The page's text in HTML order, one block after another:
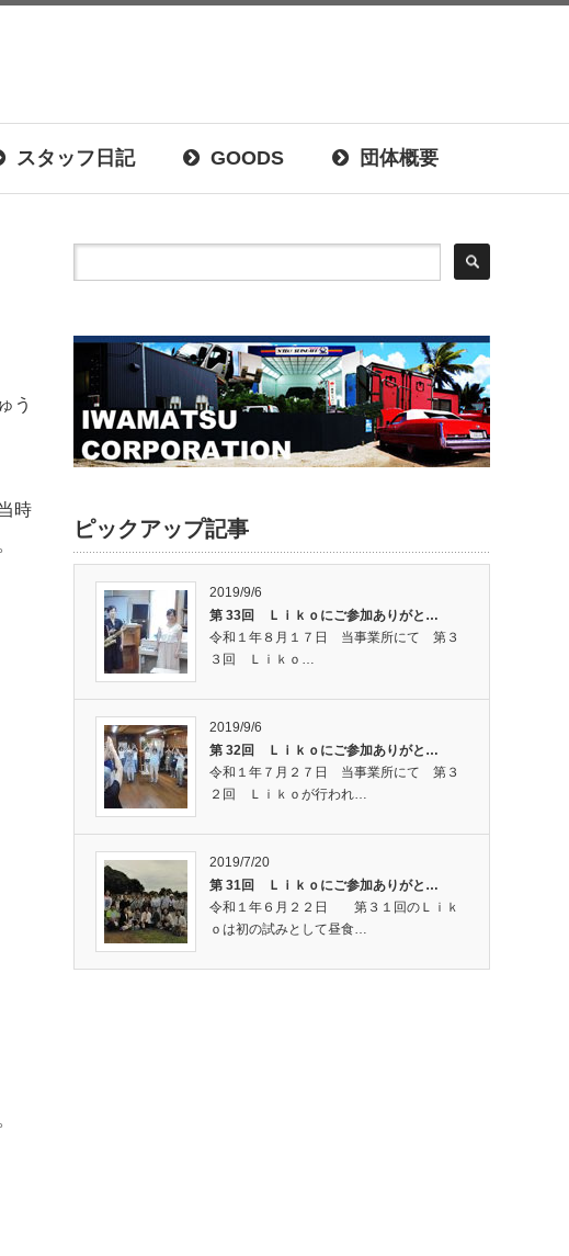
スタッフ日記 GOODS 団体概要
う
時
ピックアップ記事
2019/9/6
第 33回 Ｌｉｋｏにご参加ありがと…
令和１年８月１７日 当事業所にて 第３
３回 Ｌｉｋｏ…
2019/9/6
第 32回 Ｌｉｋｏにご参加ありがと…
令和１年７月２７日 当事業所にて 第３
２回 Ｌｉｋｏが行われ…
2019/7/20
第 31回 Ｌｉｋｏにご参加ありがと…
令和１年６月２２日 第３１回のＬｉｋ
ｏは初の試みとして昼食…